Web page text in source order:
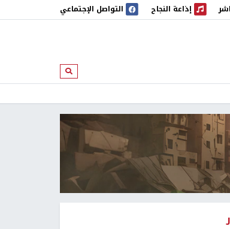
إذاعة النجاح
إذاعة النجاح التواصل الإجتماعي
ابحث